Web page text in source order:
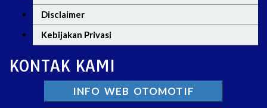
Disclaimer
Kebijakan Privasi
KONTAK KAMI
INFO WEB OTOMOTIF